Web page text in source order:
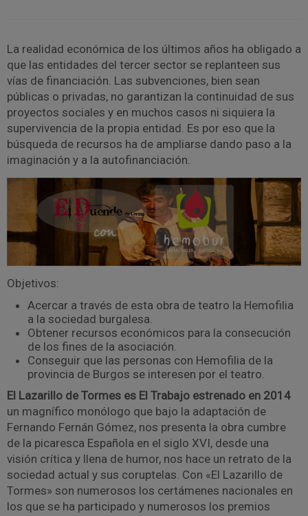
La realidad económica de los últimos años ha obligado a
que las entidades del tercer sector se replanteen sus
vías de financiación. Las subvenciones, bien sean
públicas o privadas, no garantizan la continuidad de sus
proyectos sociales y en muchos casos ni siquiera la
supervivencia de la propia entidad. Es por eso que la
búsqueda de recursos ha de ampliarse dando paso a la
imaginación y a la autofinanciación.
Objetivos:
Acercar a través de esta obra de teatro la Hemofilia
a la sociedad burgalesa.
Obtener recursos económicos para la consecución
de los fines de la asociación.
Conseguir que las personas con Hemofilia de la
provincia de Burgos se interesen por el teatro.
El Lazarillo de Tormes es El Trabajo estrenado en 2014
un magnífico monólogo que bajo la adaptación de
Fernando Fernán Gómez, nos presenta la obra cumbre
de la picaresca Española en el siglo XVI, desde una
visión crítica y llena de humor, nos hace un retrato de la
sociedad actual y sus coruptelas. Con «El Lazarillo de
Tormes» son numerosos los certámenes nacionales en
los que se ha participado y numerosos los premios